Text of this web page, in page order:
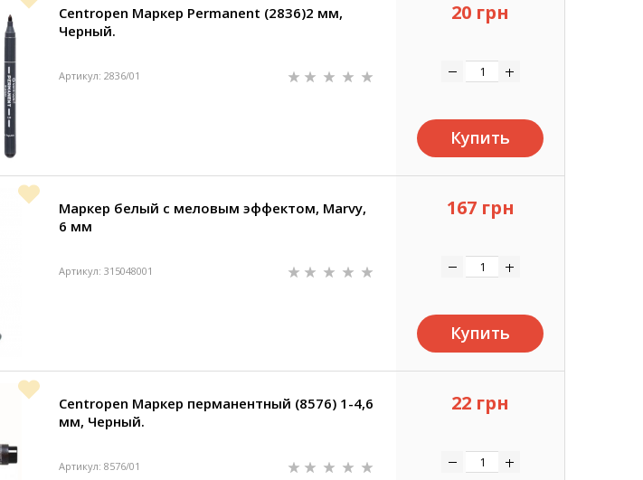
Centropen Маркер Permanent (2836)2 мм,
Черный.
Артикул: 2836/01
20 грн
Купить
Маркер белый с меловым эффектом, Marvy,
6 мм
Артикул: 315048001
167 грн
Купить
Centropen Маркер перманентный (8576) 1-4,6
мм, Черный.
Артикул: 8576/01
22 грн